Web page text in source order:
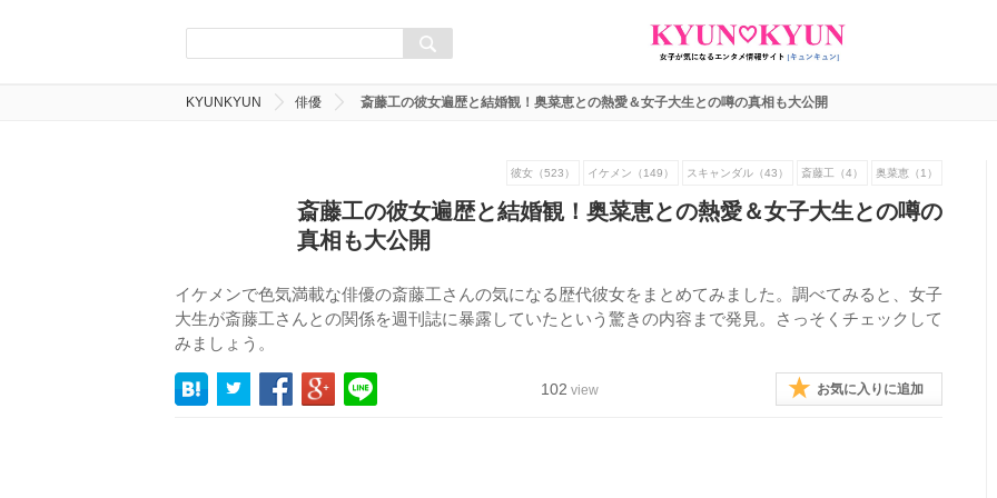
KYUNKYUN 俳優 斎藤工の彼女遍歴と結婚観！奥菜恵との熱愛＆女子大生との噂の真相も大公開
彼女（523） イケメン（149） スキャンダル（43） 斎藤工（4） 奥菜恵（1）
斎藤工の彼女遍歴と結婚観！奥菜恵との熱愛＆女子大生との噂の
真相も大公開
イケメンで色気満載な俳優の斎藤工さんの気になる歴代彼女をまとめてみました。調べてみると、女子
大生が斎藤工さんとの関係を週刊誌に暴露していたという驚きの内容まで発見。さっそくチェックして
みましょう。
102 view お気に入りに追加